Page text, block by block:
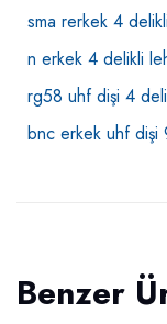
sma rerkek 4
n erkek 4 delikli
rg58 uhf dişi 4
bnc erkek uhf
Benzer